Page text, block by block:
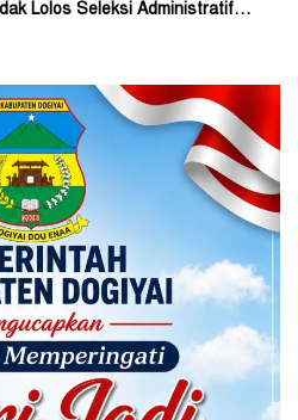
Lolos Seleksi Administratif